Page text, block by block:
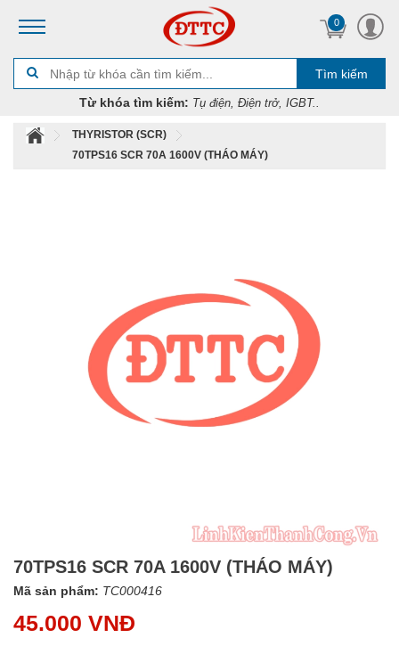
0
Tìm kiếm
Từ khóa tìm kiếm: Tụ điện, Điện trở, IGBT..
THYRISTOR (SCR)
70TPS16 SCR 70A 1600V (THÁO MÁY)
70TPS16 SCR 70A 1600V (THÁO MÁY)
Mã sản phẩm: TC000416
45.000 VNĐ